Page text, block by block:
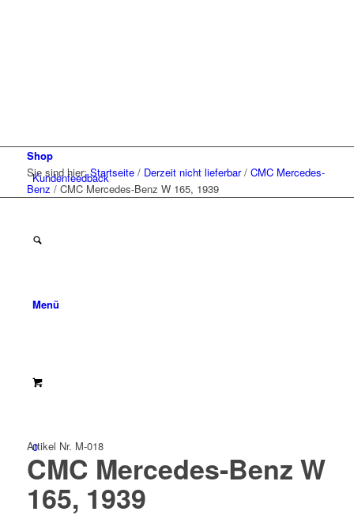
Kundenfeedback
Menü
0
Shop
Sie sind hier: Startseite / Derzeit nicht lieferbar / CMC Mercedes-
Benz / CMC Mercedes-Benz W 165, 1939
Artikel Nr. M-018
CMC Mercedes-Benz W
165, 1939